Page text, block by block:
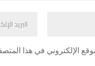
الإلكتروني في هذا